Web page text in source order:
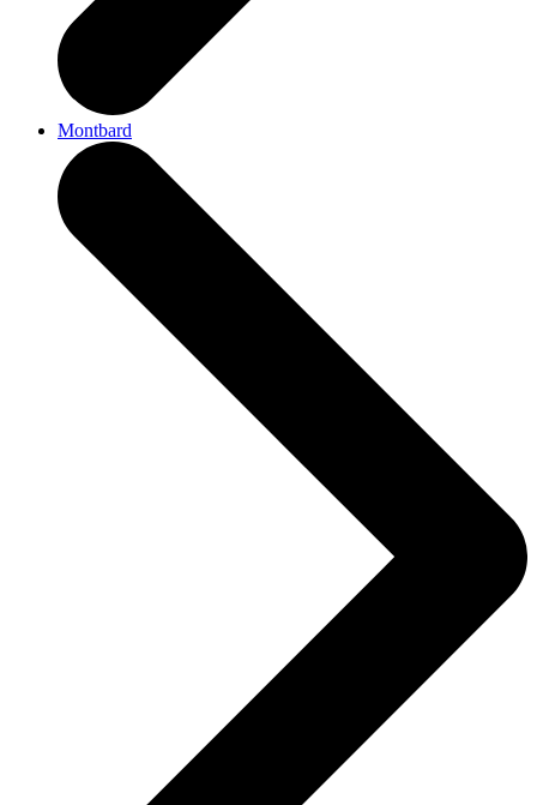
Montbard